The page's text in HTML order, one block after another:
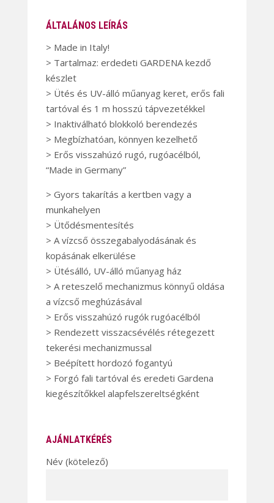
ÁLTALÁNOS LEÍRÁS
> Made in Italy!
> Tartalmaz: erdedeti GARDENA kezdő
készlet
> Ütés és UV-álló műanyag keret, erős fali
tartóval és 1 m hosszú tápvezetékkel
> Inaktiválható blokkoló berendezés
> Megbízhatóan, könnyen kezelhető
> Erős visszahúzó rugó, rugóacélból,
“Made in Germany”
> Gyors takarítás a kertben vagy a
munkahelyen
> Ütődésmentesítés
> A vízcső összegabalyodásának és
kopásának elkerülése
> Ütésálló, UV-álló műanyag ház
> A reteszelő mechanizmus könnyű oldása
a vízcső meghúzásával
> Erős visszahúzó rugók rugóacélból
> Rendezett visszacsévélés rétegezett
tekerési mechanizmussal
> Beépített hordozó fogantyú
> Forgó fali tartóval és eredeti Gardena
kiegészítőkkel alapfelszereltségként
AJÁNLATKÉRÉS
Név (kötelező)